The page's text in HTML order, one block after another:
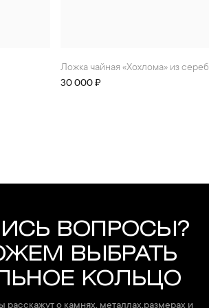
Ложка чайная «Хохлома» из
30 000 ₽
ВОПРОСЫ?
ВЫБРАТЬ
КОЛЬЦО